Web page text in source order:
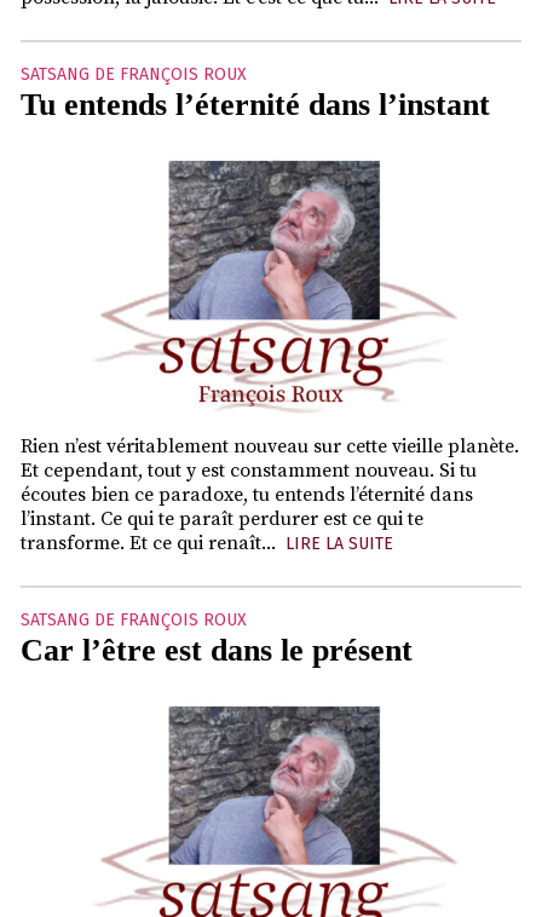
SATSANG DE FRANÇOIS ROUX
Tu entends l’éternité dans l’instant
Rien n’est véritablement nouveau sur cette vieille planète.
Et cependant, tout y est constamment nouveau. Si tu
écoutes bien ce paradoxe, tu entends l’éternité dans
l’instant. Ce qui te paraît perdurer est ce qui te
transforme. Et ce qui renaît... LIRE LA SUITE
SATSANG DE FRANÇOIS ROUX
Car l’être est dans le présent